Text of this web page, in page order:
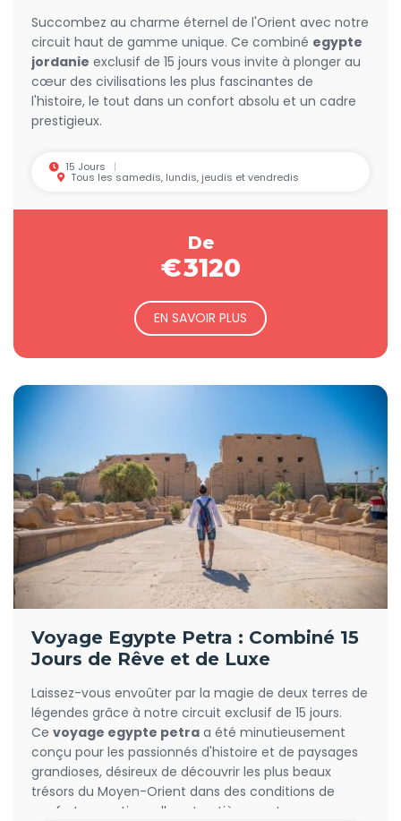
Succombez au charme éternel de l'Orient avec notre
circuit haut de gamme unique. Ce combiné egypte
jordanie exclusif de 15 jours vous invite à plonger au
cœur des civilisations les plus fascinantes de
l'histoire, le tout dans un confort absolu et un cadre
prestigieux.
15 Jours
Tous les samedis, lundis, jeudis et vendredis
De
€3120
EN SAVOIR PLUS
Voyage Egypte Petra : Combiné 15
Jours de Rêve et de Luxe
Laissez-vous envoûter par la magie de deux terres de
légendes grâce à notre circuit exclusif de 15 jours.
Ce voyage egypte petra a été minutieusement
conçu pour les passionnés d'histoire et de paysages
grandioses, désireux de découvrir les plus beaux
trésors du Moyen-Orient dans des conditions de
confort exceptionnelles et entièrement